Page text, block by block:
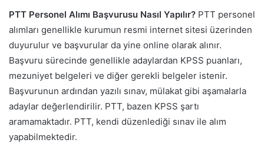
PTT Personel Alımı Başvurusu Nasıl Yapılır? PTT personel
alımları genellikle kurumun resmi internet sitesi üzerinden
duyurulur ve başvurular da yine online olarak alınır.
Başvuru sürecinde genellikle adaylardan KPSS puanları,
mezuniyet belgeleri ve diğer gerekli belgeler istenir.
Başvurunun ardından yazılı sınav, mülakat gibi aşamalarla
adaylar değerlendirilir. PTT, bazen KPSS şartı
aramamaktadır. PTT, kendi düzenlediği sınav ile alım
yapabilmektedir.